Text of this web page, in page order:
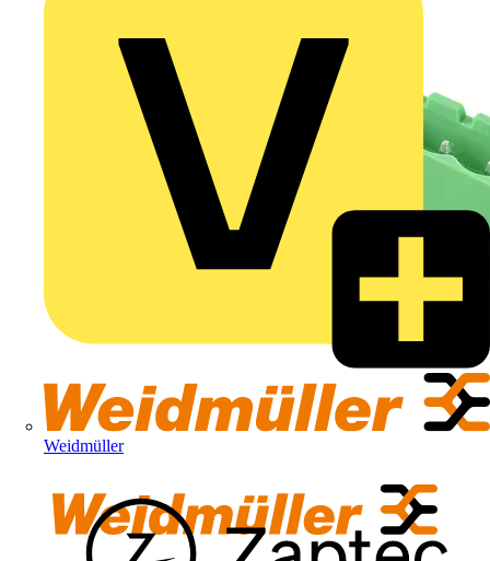
Weidmüller